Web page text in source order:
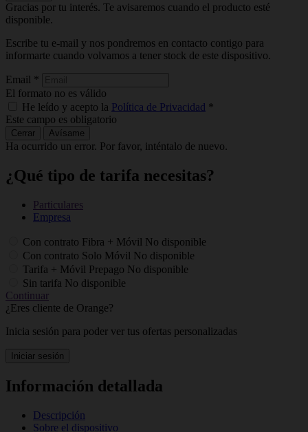
Gracias por tu interés. Te avisaremos cuando el producto esté
disponible.
Escribe tu e-mail y nos pondremos en contacto contigo para
informarte cuando volvamos a tener stock de este dispositivo.
Email *
El formato no es válido
He leído y acepto la Política de Privacidad *
Este campo es obligatorio
Cerrar Avísame
Ha ocurrido un error. Por favor, inténtalo de nuevo.
¿Qué tipo de tarifa necesitas?
Particulares
Empresa
Con contrato Fibra + Móvil No disponible
Con contrato Solo Móvil No disponible
Tarifa + Móvil Prepago No disponible
Sin tarifa No disponible
Continuar
¿Eres cliente de Orange?
Inicia sesión para poder ver tus ofertas personalizadas
Iniciar sesión
Información detallada
Descripción
Sobre el dispositivo